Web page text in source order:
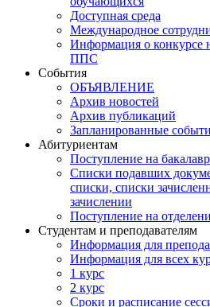
Доступная среда
Международное
Информация о конкурсе
ППС
События
ОБЪЯВЛЕНИЕ
Архив новостей
Архив публикаций
Запланированные
Абитуриентам
Поступление на
Списки подавших
списки, списки
зачислении
Поступление на
Студентам и преподавателям
Информация для
Информация для всех
1 курс
2 курс
Сроки и расписание